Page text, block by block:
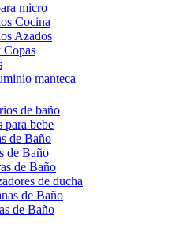
micro
Cocina
Azados
Copas
manteca
de baño
para bebe
de Baño
de Baño
de Baño
de ducha
de Baño
de Baño